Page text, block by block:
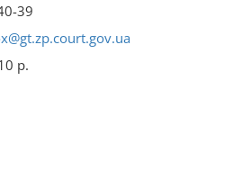
39
р.